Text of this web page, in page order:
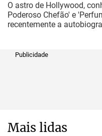
O astro de Hollywood,
Poderoso Chefão' e
recentemente a
Publicidade
Mais lidas